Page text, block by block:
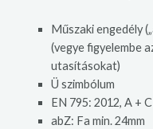
Műszaki engedély
(vegye figyelembe
utasításokat)
Ü szimbólum
EN 795: 2012, A +
abZ: Fa min. 24mm